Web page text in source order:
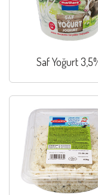
Saf Yoğurt